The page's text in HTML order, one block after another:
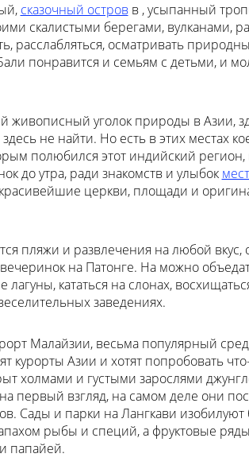
сказочный островв , усыпанный
скалистыми берегами, вулканами,
расслабляться, осматривать
понравится и семьям с детьми, и
живописный уголок природы в Азии,
не найти. Но есть в этих местах
полюбился этот индийский
до утра, ради знакомств и улыбок
церкви, площади и
пляжи и развлечения на любой
на Патонге. На можно
кататься на слонах,
заведениях.
Малайзии, весьма популярный
курорты Азии и хотят попробовать
холмами и густыми зарослями
первый взгляд, на самом деле они
Сады и парки на Лангкави
рыбы и специй, а фруктовые
папайей.